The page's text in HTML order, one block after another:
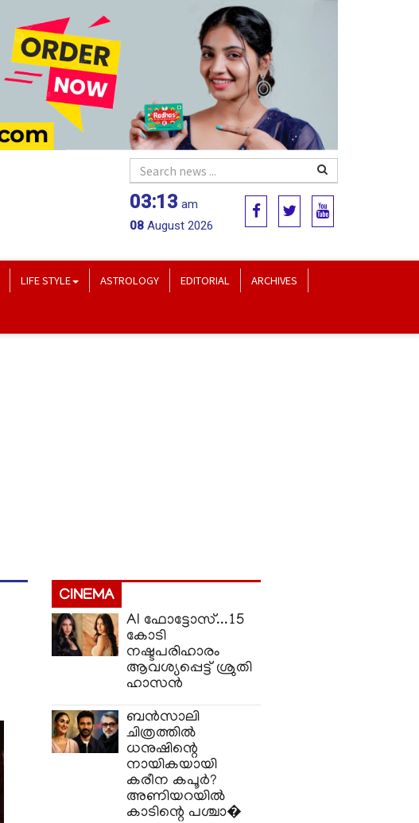
03:13 am
08August 2026
LIFE STYLE ASTROLOGY EDITORIAL
ARCHIVES
CINEMA
AI ഫോട്ടോസ്...15
കോടി
നഷ്ടപരിഹാരം
ആവശ്യപ്പെട്ട് ശ്രുതി
ഹാസൻ
ബൻസാലി
ചിത്രത്തിൽ
ധനുഷിന്റെ
നായികയായി
കരീന കപൂർ?
അണിയറയിൽ
കാടിന്റെ പശ്ചാ�